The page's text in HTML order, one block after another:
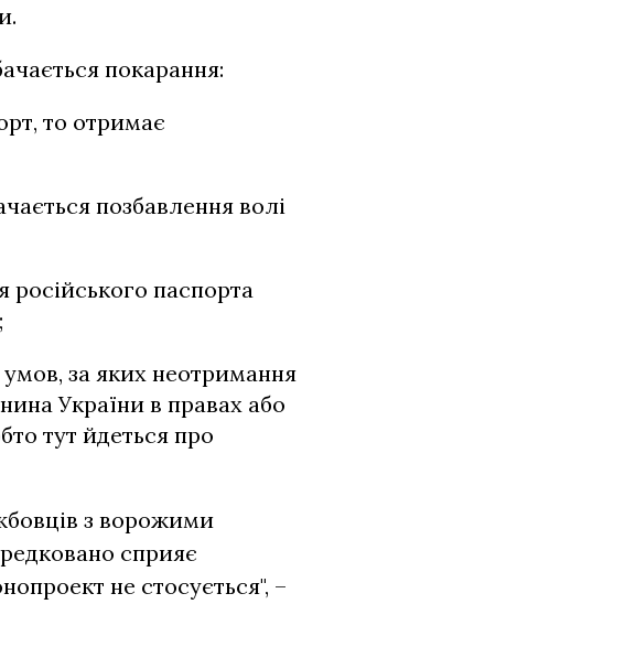
покарання:
то отримає
позбавлення волі
паспорта
умов, за яких неотримання
України в правах або
тут йдеться про
з ворожими
сприяє
не стосується", –